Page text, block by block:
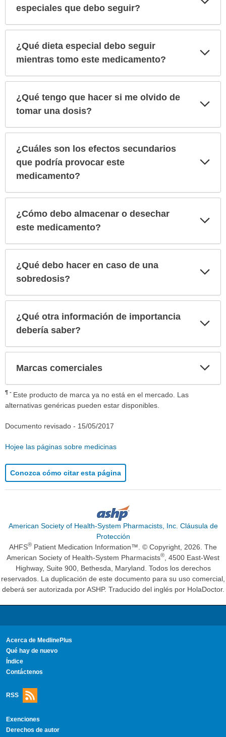
especiales que debo seguir?
¿Qué dieta especial debo seguir
mientras tomo este medicamento?
¿Qué tengo que hacer si me olvido de
tomar una dosis?
¿Cuáles son los efectos secundarios
que podría provocar este
medicamento?
¿Cómo debo almacenar o desechar
este medicamento?
¿Qué debo hacer en caso de una
sobredosis?
¿Qué otra información de importancia
debería saber?
Marcas comerciales
¶
Este producto de marca ya no está en el mercado. Las
alternativas genéricas pueden estar disponibles.
Documento revisado - 15/05/2017
Hojee las páginas sobre medicinas
Conozca cómo citar esta página
American Society of Health-System Pharmacists, Inc. Cláusula de
Protección
AHFS® Patient Medication Information™. © Copyright, 2026. The
American Society of Health-System Pharmacists®
, 4500 East-West
Highway, Suite 900, Bethesda, Maryland. Todos los derechos
reservados. La duplicación de este documento para su uso comercial,
deberá ser autorizada por ASHP. Traducido del inglés por HolaDoctor.
Acerca de MedlinePlus
Qué hay de nuevo
Índice
Contáctenos
RSS
Exenciones
Derechos de autor